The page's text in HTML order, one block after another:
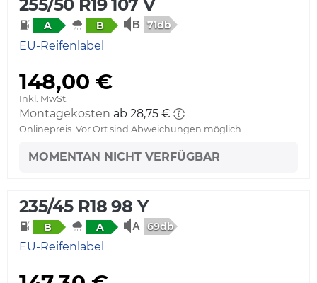
255/50 R19 107 V
A B 71db
EU-Reifenlabel
148,00 €
Inkl. MwSt.
Montagekosten ab 28,75 €
Onlinepreis. Vor Ort sind Abweichungen möglich.
MOMENTAN NICHT VERFÜGBAR
235/45 R18 98 Y
B A 69db
EU-Reifenlabel